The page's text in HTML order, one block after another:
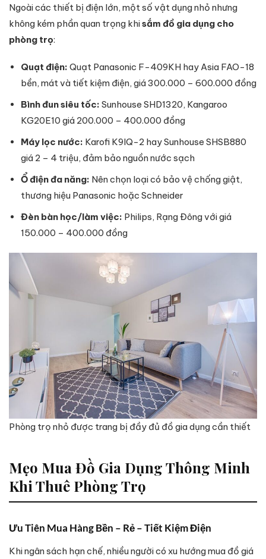
Ngoài các thiết bị điện lớn, một số vật dụng nhỏ nhưng
không kém phần quan trọng khisắm đồ gia dụng cho
phòng trọ:
Quạt điện: Quạt Panasonic F-409KH hay Asia FAO-18
bền, mát và tiết kiệm điện, giá 300.000 – 600.000 đồng
Bình đun siêu tốc: Sunhouse SHD1320, Kangaroo
KG20E10 giá 200.000 – 400.000 đồng
Máy lọc nước: Karofi K9IQ-2 hay Sunhouse SHSB880
giá 2 – 4 triệu, đảm bảo nguồn nước sạch
Ổ điện đa năng: Nên chọn loại có bảo vệ chống giật,
thương hiệu Panasonic hoặc Schneider
Đèn bàn học/làm việc: Philips, Rạng Đông với giá
150.000 – 400.000 đồng
Phòng trọ nhỏ được trang bị đầy đủ đồ gia dụng cần thiết
Mẹo Mua Đồ Gia Dụng Thông Minh
Khi Thuê Phòng Trọ
Ưu Tiên Mua Hàng Bền – Rẻ – Tiết Kiệm Điện
Khi ngân sách hạn chế, nhiều người có xu hướng mua đồ giá